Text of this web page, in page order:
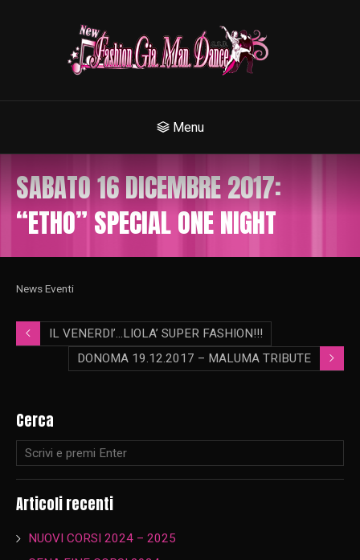
Menu
SABATO 16 DICEMBRE 2017:
“ETHO” SPECIAL ONE NIGHT
News Eventi
IL VENERDI’…LIOLA’ SUPER FASHION!!!
DONOMA 19.12.2017 – MALUMA TRIBUTE
Cerca
Articoli recenti
NUOVI CORSI 2024 – 2025